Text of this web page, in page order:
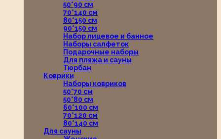
50*90 см
70*140 см
80*150 см
90*150 см
Набор лицевое и банное
Наборы салфеток
Подарочные наборы
Для пляжа и сауны
Тюрбан
Коврики
Наборы ковриков
50*70 см
50*80 см
60*100 см
70*120 см
80*140 см
Для сауны